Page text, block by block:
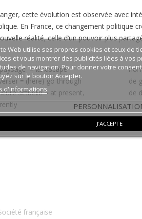
cette évolution est observée avec
En France, ce changement politique
réalité, celle d’un pouvoir plus
= landscape
= (here) go through
actuelle = at present,
de
de
française
Web utilise ses propres cookies et ceux de
et vous montrer des publicités liées à vos
de navigation. Pour donner votre
sur le bouton Accepter.
d'informations
J'ACCEPTE